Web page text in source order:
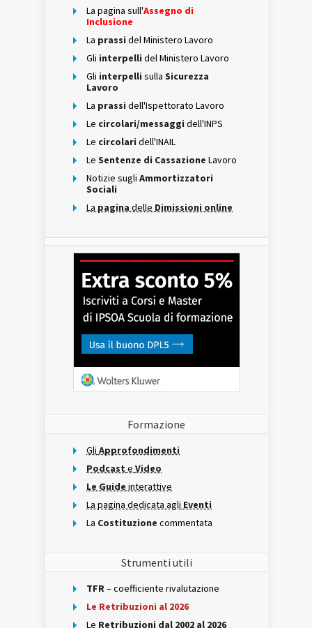
La pagina sull'Assegno di
Inclusione
La prassi del Ministero Lavoro
Gli interpelli del Ministero Lavoro
Gli interpelli sulla Sicurezza
Lavoro
La prassi dell'Ispettorato Lavoro
Le circolari/messaggi dell'INPS
Le circolari dell'INAIL
Le Sentenze di Cassazione Lavoro
Notizie sugli Ammortizzatori
Sociali
La pagina delle Dimissioni online
Formazione
Gli Approfondimenti
Podcast e Video
Le Guide interattive
La pagina dedicata agli Eventi
La Costituzione commentata
Strumenti utili
TFR– coefficiente rivalutazione
Le Retribuzioni al 2026
Le Retribuzioni dal 2002 al 2026